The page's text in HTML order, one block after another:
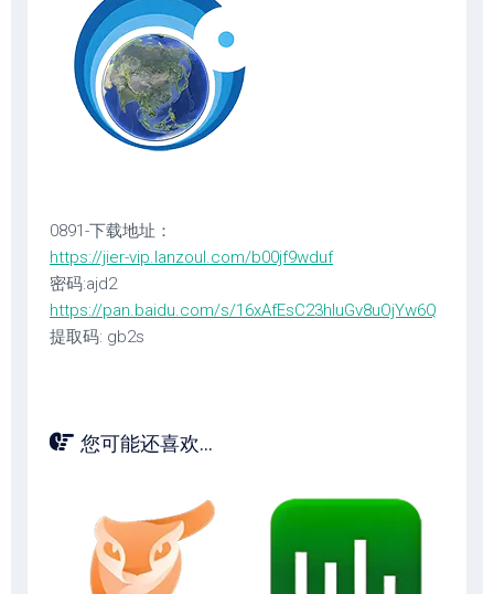
0891-下载地址：
https://jier-vip.lanzoul.com/b00jf9wduf
密码:ajd2
https://pan.baidu.com/s/16xAfEsC23hluGv8uOjYw6Q
提取码: gb2s
您可能还喜欢...